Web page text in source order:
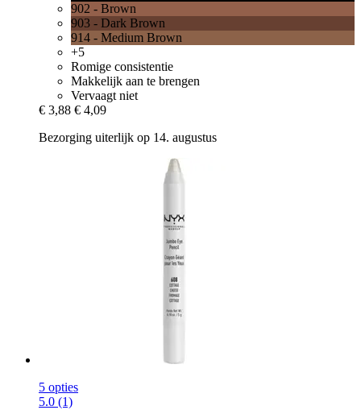
902 - Brown
903 - Dark Brown
914 - Medium Brown
+5
Romige consistentie
Makkelijk aan te brengen
Vervaagt niet
€ 3,88 € 4,09
Bezorging uiterlijk op 14. augustus
5 opties
5.0 (1)